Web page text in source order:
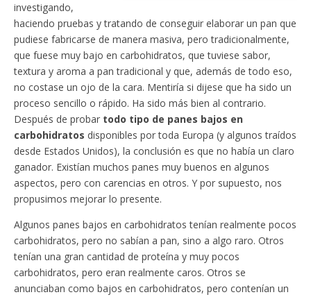
investigando,
haciendo pruebas y tratando de conseguir elaborar un pan que
pudiese fabricarse de manera masiva, pero tradicionalmente,
que fuese muy bajo en carbohidratos, que tuviese sabor,
textura y aroma a pan tradicional y que, además de todo eso,
no costase un ojo de la cara. Mentiría si dijese que ha sido un
proceso sencillo o rápido. Ha sido más bien al contrario.
Después de probar todo tipo de panes bajos en
carbohidratos disponibles por toda Europa (y algunos traídos
desde Estados Unidos), la conclusión es que no había un claro
ganador. Existían muchos panes muy buenos en algunos
aspectos, pero con carencias en otros. Y por supuesto, nos
propusimos mejorar lo presente.
Algunos panes bajos en carbohidratos tenían realmente pocos
carbohidratos, pero no sabían a pan, sino a algo raro. Otros
tenían una gran cantidad de proteína y muy pocos
carbohidratos, pero eran realmente caros. Otros se
anunciaban como bajos en carbohidratos, pero contenían un